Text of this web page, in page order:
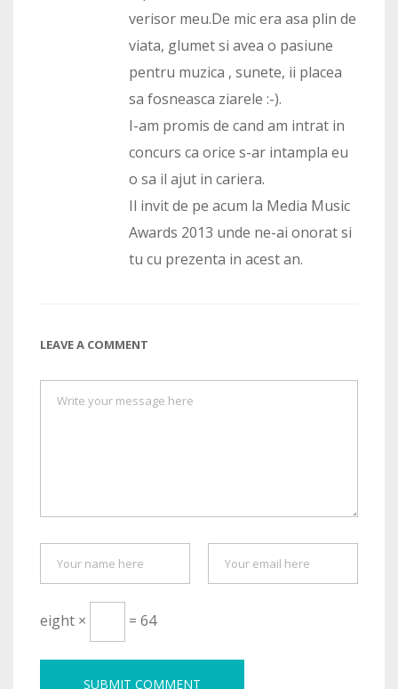
verisor meu.De mic era asa plin de
viata, glumet si avea o pasiune
pentru muzica , sunete, ii placea
sa fosneasca ziarele :-).
I-am promis de cand am intrat in
concurs ca orice s-ar intampla eu
o sa il ajut in cariera.
Il invit de pe acum la Media Music
Awards 2013 unde ne-ai onorat si
tu cu prezenta in acest an.
LEAVE A COMMENT
eight × = 64